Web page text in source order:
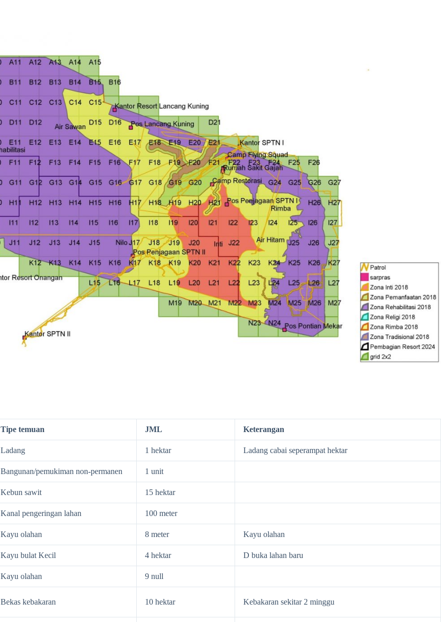
Tipe temuan JML Keterangan
Ladang 1 hektar Ladang cabai seperampat hektar
Bangunan/pemukiman non-permanen 1 unit
Kebun sawit 15 hektar
Kanal pengeringan lahan 100 meter
Kayu olahan 8 meter Kayu olahan
Kayu bulat Kecil 4 hektar D buka lahan baru
Kayu olahan 9 null
Bekas kebakaran 10 hektar Kebakaran sekitar 2 minggu